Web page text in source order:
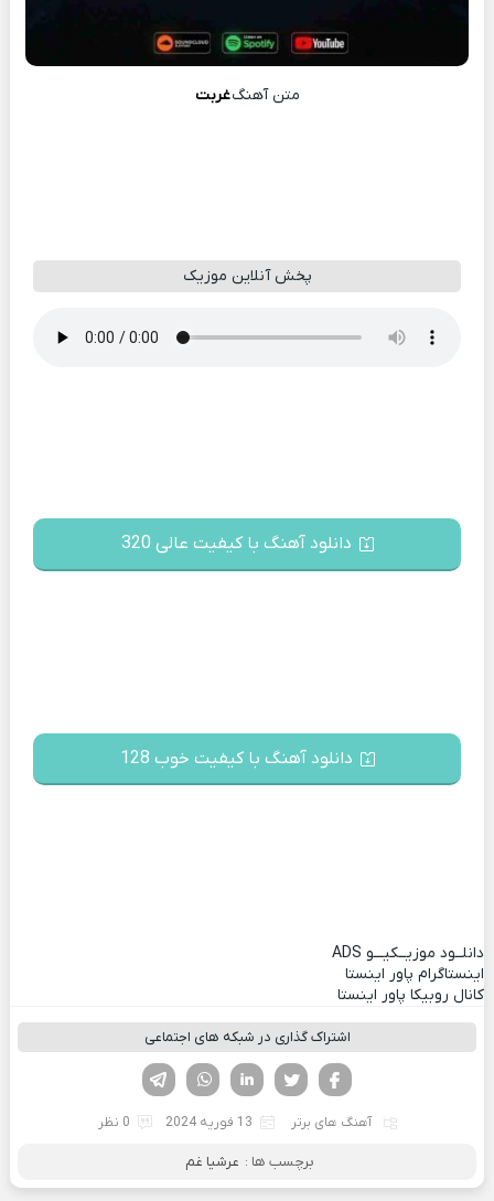
متن آهنگغربت
پخش آنلاین موزیک
دانلود آهنگ با کیفیت عالی 320
دانلود آهنگ با کیفیت خوب 128
دانلــود موزیــکیـــو ADS
اینستاگرام پاور اینستا
کانال روبیکا پاور اینستا
اشتراک گذاری در شبکه های اجتماعی
لینکدین تویتر
فیسوک
آهنگ های برتر 13 فوریه 2024 0 نظر
برچسب ها : عرشیا غم